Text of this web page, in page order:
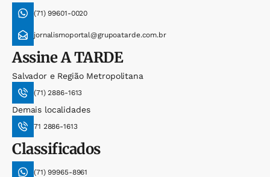
(71) 99601-0020
jornalismoportal@grupoatarde.com.br
AssineA TARDE
Salvador e Região Metropolitana
(71) 2886-1613
Demais localidades
71 2886-1613
Classificados
(71) 99965-8961